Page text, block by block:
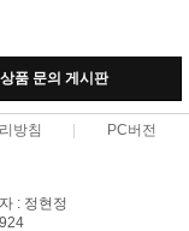
상품 문의 게시판
방침 PC버전
: 정현정